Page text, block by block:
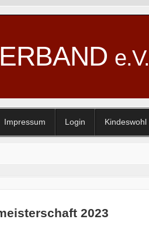
e.V.
Impressum Login Kindeswohl
2023